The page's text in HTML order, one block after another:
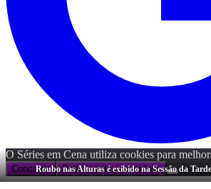
Roubo nas Alturas é exibido na Sessão da
O Séries em Cena utiliza cookies para
Concordo Políticas de privacidade